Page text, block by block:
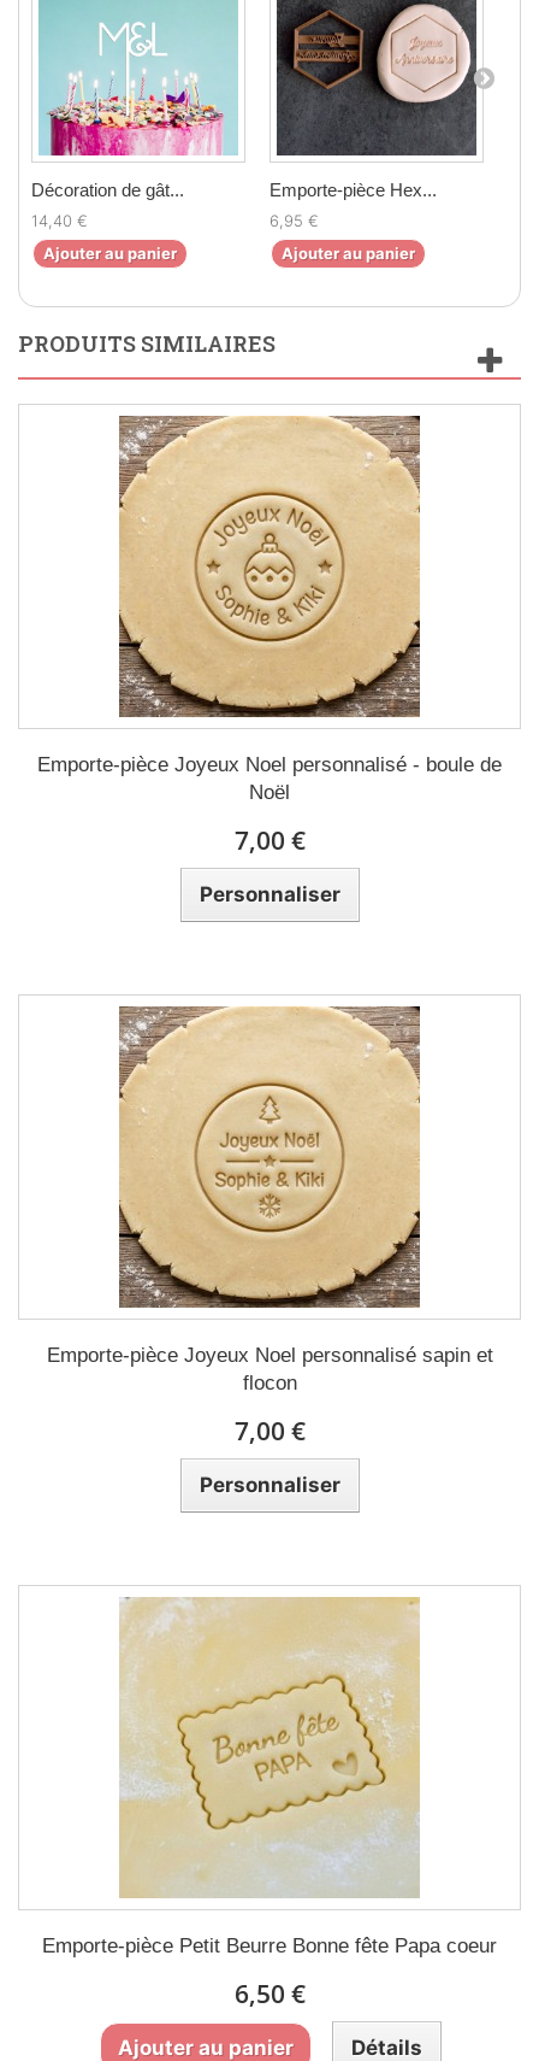
Décoration de gât...
14,40 €
Ajouter au panier
Emporte-pièce Hex...
6,95 €
Ajouter au panier
PRODUITS SIMILAIRES
Emporte-pièce Joyeux Noel personnalisé - boule de
Noël
7,00 €
Personnaliser
Emporte-pièce Joyeux Noel personnalisé sapin et
flocon
7,00 €
Personnaliser
Emporte-pièce Petit Beurre Bonne fête Papa coeur
6,50 €
Ajouter au panier Détails